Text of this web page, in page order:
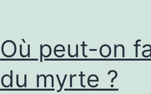
Où peut-on
du myrte ?